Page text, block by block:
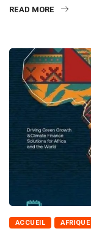
READ MORE
ACCUEIL AFRIQUE